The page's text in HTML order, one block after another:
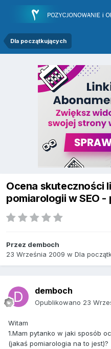
Dla początkujących
Ocena skuteczności
pomiarologii w SEO -
Przez demboch
23 Września 2009 w Dla
demboch
Opublikowano 23
Witam
1.Mam pytanko w jaki sposób
(jakaś pomiarologia na to jest)?